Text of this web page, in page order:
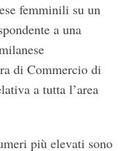
femminili su un
a una
di Commercio di
a tutta l’area
più elevati sono